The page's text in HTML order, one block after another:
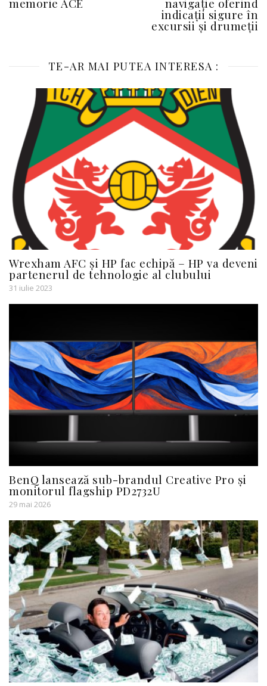
indicații sigure în
excursii și drumeții
TE-AR MAI PUTEA INTERESA :
Wrexham AFC și HP fac echipă – HP va deveni
partenerul de tehnologie al clubului
31 iulie 2023
BenQ lansează sub-brandul Creative Pro și
monitorul flagship PD2732U
29 mai 2026